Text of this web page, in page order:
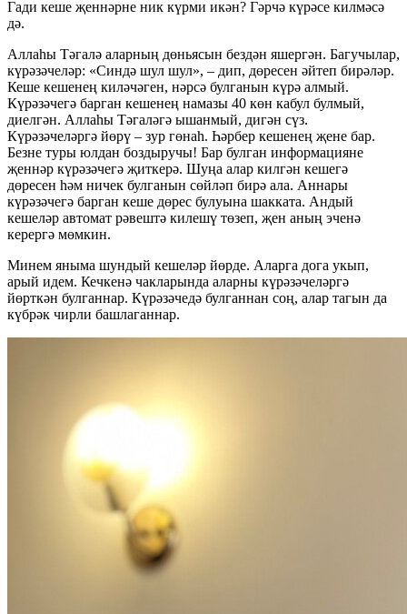
Гади кеше җеннәрне ник күрми икән? Гәрчә күрәсе килмәсә
дә.
Аллаһы Тәгалә аларның дөньясын бездән яшергән. Багучылар,
күрәзәчеләр: «Синдә шул шул», – дип, дөресен әйтеп бирәләр.
Кеше кешенең киләчәген, нәрсә булганын күрә алмый.
Күрәзәчегә барган кешенең намазы 40 көн кабул булмый,
диелгән. Аллаһы Тәгаләгә ышанмый, дигән сүз.
Күрәзәчеләргә йөрү – зур гөнаһ. Һәрбер кешенең җене бар.
Безне туры юлдан боздыручы! Бар булган информацияне
җеннәр күрәзәчегә җиткерә. Шуңа алар килгән кешегә
дөресен һәм ничек булганын сөйләп бирә ала. Аннары
күрәзәчегә барган кеше дөрес булуына шакката. Андый
кешеләр автомат рәвештә килешү төзеп, җен аның эченә
керергә мөмкин.
Минем яныма шундый кешеләр йөрде. Аларга дога укып,
арый идем. Кечкенә чакларында аларны күрәзәчеләргә
йөрткән булганнар. Күрәзәчедә булганнан соң, алар тагын да
күбрәк чирли башлаганнар.